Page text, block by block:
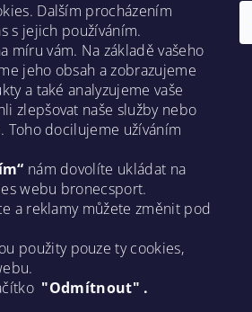
Dalším procházením
s jejich používáním.
míru vám. Na základě vašeho
jeho obsah a zobrazujeme
a také analyzujeme vaše
zlepšovat naše služby nebo
Toho docilujeme užíváním
nám dovolíte ukládat na
webu bronecsport.
a reklamy můžete změnit pod
použity pouze ty cookies,
"Odmítnout" .